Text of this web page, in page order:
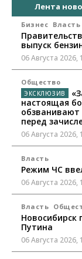
Лента
Бизнес Власть
выпуск
06 Августа 2026,
Общество
настоящая
обзванивают
перед
06 Августа 2026,
Власть
Режим ЧС
06 Августа 2026,
Власть
Новосибирск
Путина
06 Августа 2026,